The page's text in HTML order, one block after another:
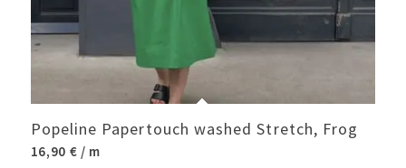
Popeline Papertouch washed Stretch, Frog
16,90 € / m